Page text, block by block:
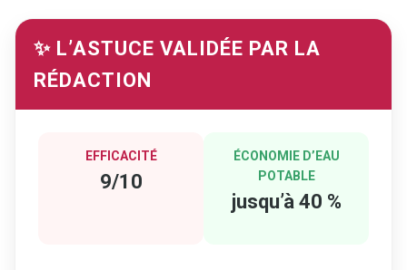
✨ L’ASTUCE VALIDÉE PAR LA
RÉDACTION
EFFICACITÉ
9/10
ÉCONOMIE D’EAU
POTABLE
jusqu’à 40 %